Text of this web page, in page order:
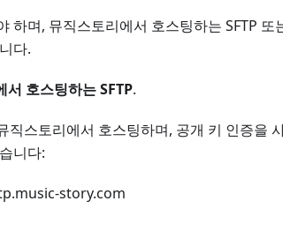
하며, 뮤직스토리에서 호스팅하는 SFTP
다.
서 호스팅하는 SFTP.
직스토리에서 호스팅하며, 공개 키 인증을
니다:
story.com